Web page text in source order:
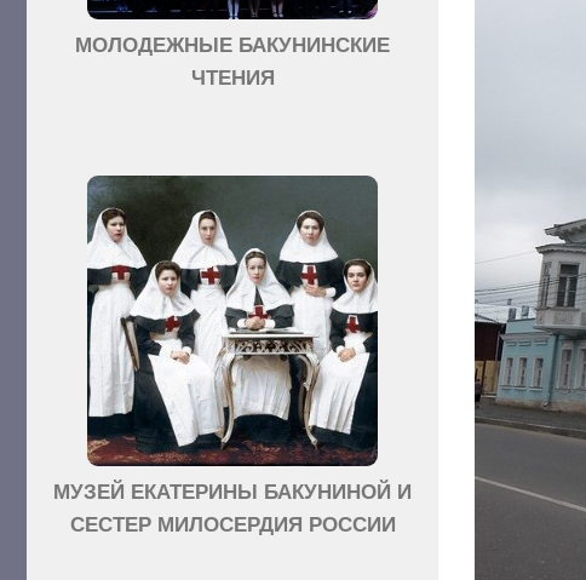
МОЛОДЕЖНЫЕ БАКУНИНСКИЕ
ЧТЕНИЯ
МУЗЕЙ ЕКАТЕРИНЫ БАКУНИНОЙ И
СЕСТЕР МИЛОСЕРДИЯ РОССИИ